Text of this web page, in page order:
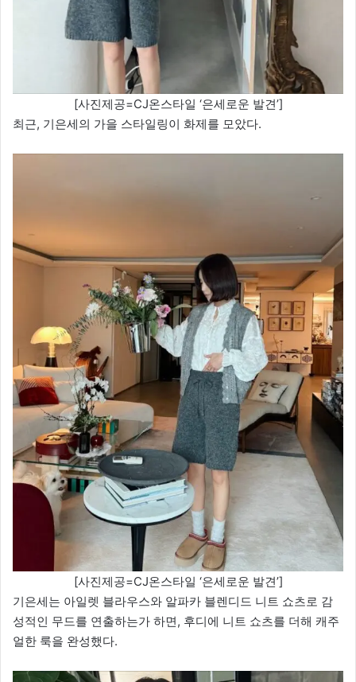
[사진제공=CJ온스타일 ‘은세로운 발견’]
최근, 기은세의 가을 스타일링이 화제를 모았다.
[사진제공=CJ온스타일 ‘은세로운 발견’]
기은세는 아일렛 블라우스와 알파카 블렌디드 니트 쇼츠로 감
성적인 무드를 연출하는가 하면, 후디에 니트 쇼츠를 더해 캐주
얼한 룩을 완성했다.